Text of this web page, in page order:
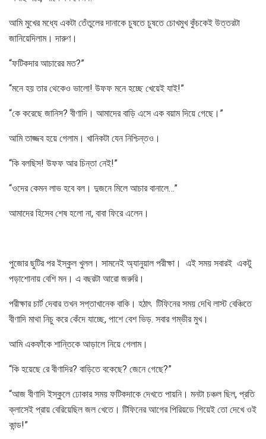
আমি মুখের মধ্যে একটা তেঁতুলের দানাকে চুষতে চুষতে চোখমুখ কুঁচকেই উত্তরটা
জানিয়েদিলাম। দারুণ।
“ফটিকদার আচারের মত?”
“মনে হয় তার থেকেও ভালো! উফফ মনে হচ্ছে খেয়েই যাই!”
“কে করেছে জানিস? বীণাদি। আমাদের বাড়ি এসে এক বয়াম দিয়ে গেছে।”
আমি তাজ্জব হয়ে গেলাম। খানিকটা যেন নিশ্চিন্তও।
“কি বলছিস! উফফ আর চিন্তা নেই!”
“ওদের কেমন লাভ হবে বল। দুজনে মিলে আচার বানালে…”
আমাদের হিসেব শেষ হলো না, বাবা ফিরে এলেন।
পুজোর ছুটির পর ইস্কুল খুলল। সামনেই অ্যানুয়াল পরীক্ষা। এই সময় সবারই একটু
পড়াশোনায় বেশি মন। এ বছরটা আরো জরুরি।
পরীক্ষার চার্ট দেবার তখন সপ্তাখানেক বাকি। হঠাৎ টিফিনের সময় দেখি লাস্ট বেঞ্চিতে
বীণাদি মাথা নিচু করে কেঁদে যাচ্ছে, পাশে বেশ ভিড়. সবার গম্ভীর মুখ।
আমি একফাঁকে শান্তিকে আড়ালে নিয়ে গেলাম।
“কি হয়েছে রে বীণাদির? বাড়িতে বকেছে? জেনে গেছে?”
“আজ বীণাদি ইস্কুলে ঢোকার সময় ফটিকদাকে দেখতে পায়নি। মনটা চঞ্চল ছিল, প্রতি
ক্লাসেই প্রায় বেরিয়েছিল জল খেতে। টিফিনের আগের পিরিয়ডে গিয়েই তো দেখে ওই
কান্ড!”